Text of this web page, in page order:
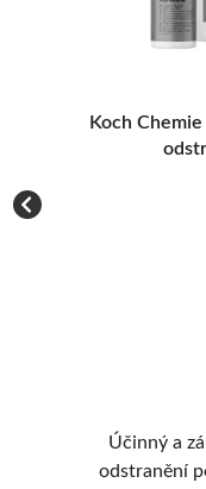
Koch
Účinný a
odstranění